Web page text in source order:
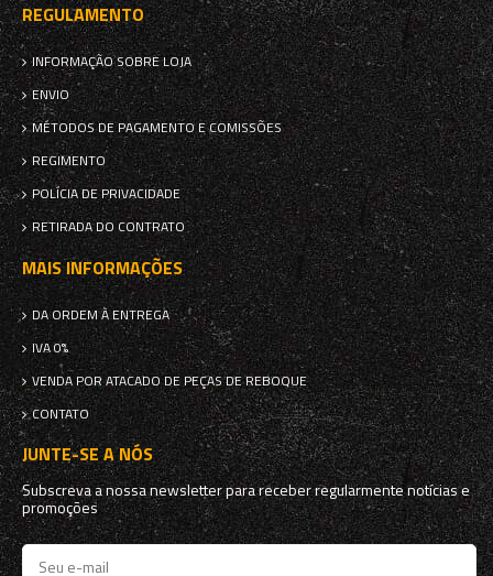
REGULAMENTO
INFORMAÇÃO SOBRE LOJA
ENVIO
MÉTODOS DE PAGAMENTO E COMISSÕES
REGIMENTO
POLÍCIA DE PRIVACIDADE
RETIRADA DO CONTRATO
MAIS INFORMAÇÕES
DA ORDEM À ENTREGA
IVA 0%
VENDA POR ATACADO DE PEÇAS DE REBOQUE
CONTATO
JUNTE-SE A NÓS
Subscreva a nossa newsletter para receber regularmente notícias e
promoções